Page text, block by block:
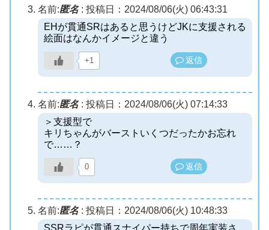
名前:匿名: 投稿日：2024/08/06(火) 06:43:31
EHが貫通SRはあると思うけどJKに支援される
絵面はなんかイメージと違う
+1 返信
名前:匿名: 投稿日：2024/08/06(火) 07:14:33
＞支援型で
キリちゃんがバーストいくつだったかお忘れ
で……？
0 返信
名前:匿名: 投稿日：2024/08/06(火) 10:48:33